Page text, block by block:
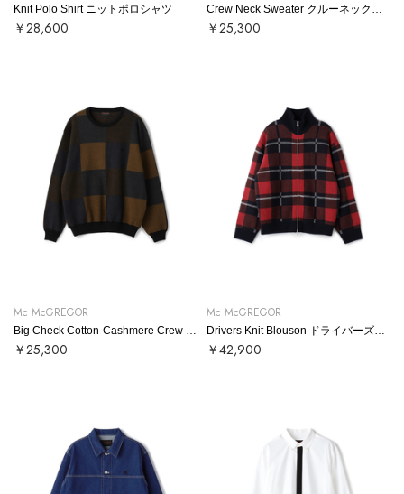
Knit Polo Shirt ニットポロシャツ
￥28,600 ￥25,300
Mc McGREGOR
￥25,300
Mc McGREGOR
￥42,900